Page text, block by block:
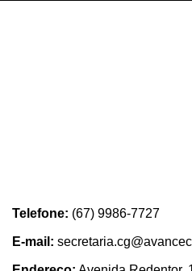
Telefone: (67) 9986-7727
E-mail: